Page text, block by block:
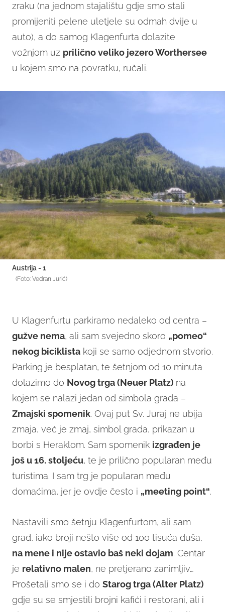
zraku (na jednom stajalištu gdje smo stali
promijeniti pelene uletjele su odmah dvije u
auto), a do samog Klagenfurta dolazite
vožnjom uz prilično veliko jezero Worthersee
u kojem smo na povratku, ručali.
Austrija - 1
(Foto: Vedran Jurić)
U Klagenfurtu parkiramo nedaleko od centra –
gužve nema, ali sam svejedno skoro „pomeo“
nekog biciklista koji se samo odjednom stvorio.
Parking je besplatan, te šetnjom od 10 minuta
dolazimo do Novog trga (Neuer Platz) na
kojem se nalazi jedan od simbola grada –
Zmajski spomenik. Ovaj put Sv. Juraj ne ubija
zmaja, već je zmaj, simbol grada, prikazan u
borbi s Heraklom. Sam spomenik izgrađen je
još u 16. stoljeću, te je prilično popularan među
turistima. I sam trg je popularan među
domaćima, jer je ovdje često i „meeting point“.
Nastavili smo šetnju Klagenfurtom, ali sam
grad, iako broji nešto više od 100 tisuća duša,
na mene i nije ostavio baš neki dojam. Centar
je relativno malen, ne pretjerano zanimljiv…
Prošetali smo se i do Starog trga (Alter Platz)
gdje su se smjestili brojni kafići i restorani, ali i